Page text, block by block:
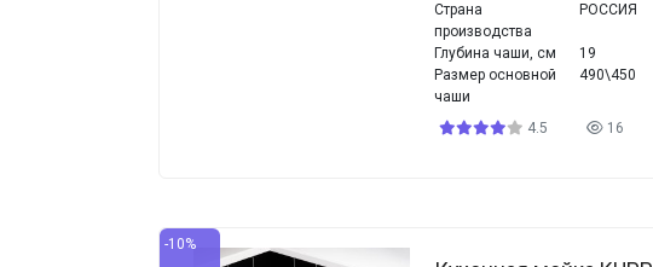
Страна
производства
РОССИЯ
Глубина чаши, см
19
Размер основной
чаши
490\450
4.5 16
-10%